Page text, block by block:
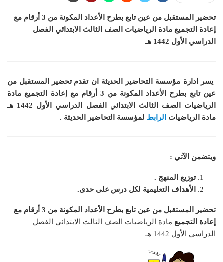
تحضير المستقبل من عين تابع بطرح الأعداد المكونة من 3 أرقام مع
إعادة التجميع مادة الرياضيات الصف الثالث الابتدائي الفصل
الدراسي الأول 1442 هـ
يسر ادارة مؤسسة التحاضير الحديثة ان تقدم تحضير المستقبل من
عين تابع بطرح الأعداد المكونة من 3 أرقام مع إعادة التجميع مادة
الرياضيات الصف الثالث الابتدائي الفصل الدراسي الأول 1442 هـ
مادة الرياضيات
الرابط لمؤسسة التحاضير الحديثة .
ويتضمن الآتي :
توزيع المنهج .
الأهداف التعليمية لكل درس على حدى.
تحضير المستقبل من عين تابع بطرح الأعداد المكونة من 3 أرقام مع
إعادة التجميع مادة الرياضيات الصف الثالث الابتدائي الفصل
الدراسي الأول 1442 هـ